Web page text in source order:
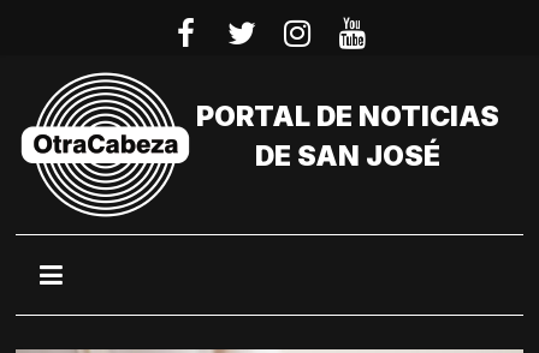
PORTAL DE NOTICIAS
DE SAN JOSÉ